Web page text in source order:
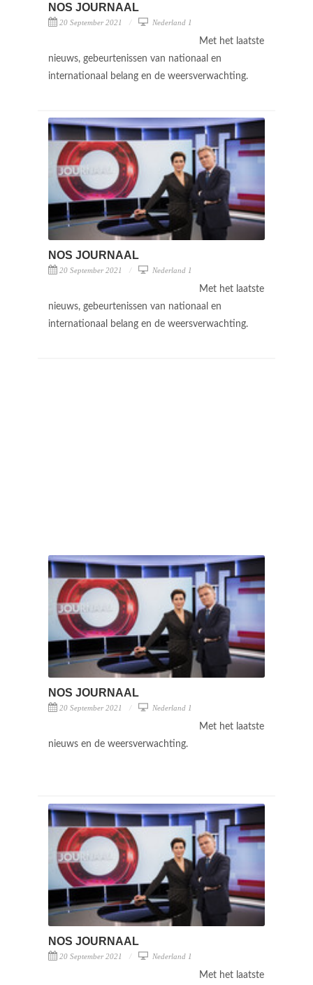
NOS JOURNAAL
20 September 2021 Nederland 1
Met het laatste
nieuws, gebeurtenissen van nationaal en
internationaal belang en de weersverwachting.
NOS JOURNAAL
20 September 2021 Nederland 1
Met het laatste
nieuws, gebeurtenissen van nationaal en
internationaal belang en de weersverwachting.
NOS JOURNAAL
20 September 2021 Nederland 1
Met het laatste
nieuws en de weersverwachting.
NOS JOURNAAL
20 September 2021 Nederland 1
Met het laatste